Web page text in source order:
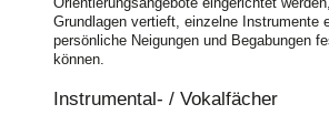
Grundlagen vertieft, einzelne Instrumente
persönliche Neigungen und Begabungen
können.
Instrumental- / Vokalfächer